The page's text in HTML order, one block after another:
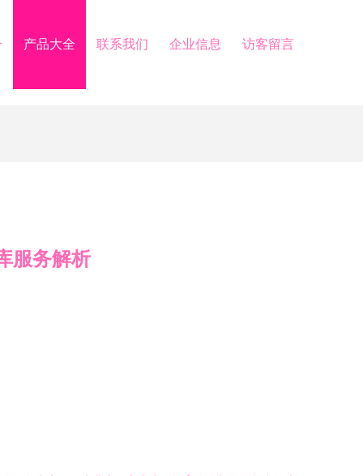
产品大全 联系我们 企业信息 访客留言
服务解析